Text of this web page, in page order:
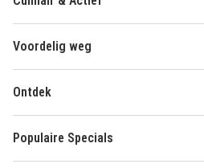
Voordelig weg
Ontdek
Populaire Specials